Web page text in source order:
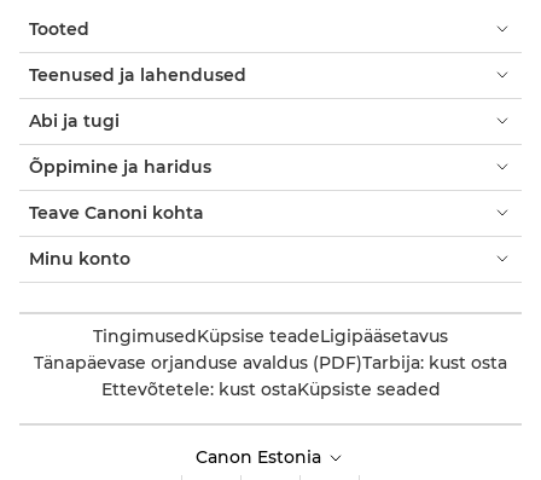
Tooted
Teenused ja lahendused
Abi ja tugi
Õppimine ja haridus
Teave Canoni kohta
Minu konto
TingimusedKüpsise teadeLigipääsetavus
Tänapäevase orjanduse avaldus (PDF)Tarbija: kust osta
Ettevõtetele: kust ostaKüpsiste seaded
Canon Estonia